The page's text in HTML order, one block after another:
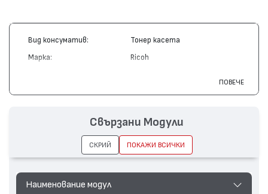
Вид консуматив: Тонер касета
Марка: Ricoh
Съвместими устройства: M C2000, M C2001
ПОВЕЧЕ
Наименование модул
Свързани Модули
СКРИЙ ПОКАЖИ ВСИЧКИ